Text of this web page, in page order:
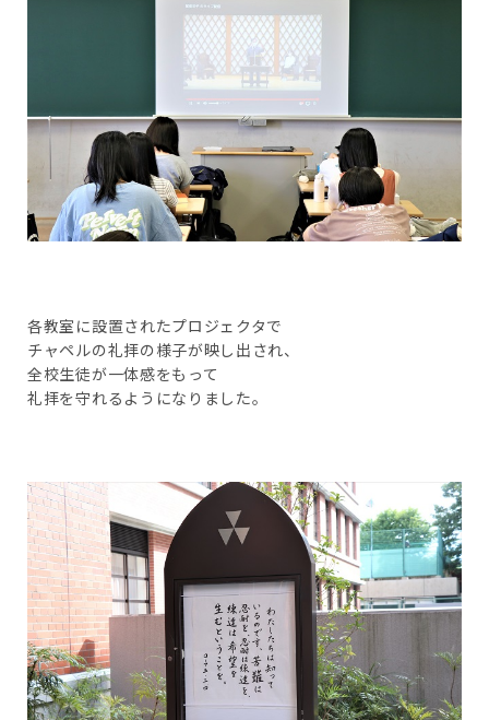
各教室に設置されたプロジェクタで
チャペルの礼拝の様子が映し出され、
全校生徒が一体感をもって
礼拝を守れるようになりました。